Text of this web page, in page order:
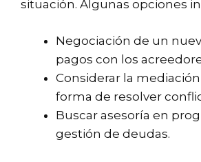
situación. Algunas opciones
Negociación de un
pagos con los
Considerar la
forma de resolver
Buscar asesoría en
gestión de deudas.